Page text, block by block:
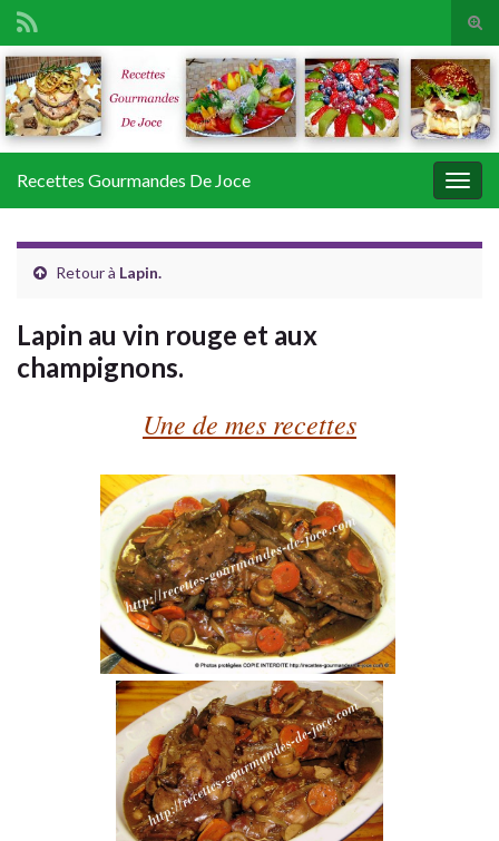
Search for:
Recettes Gourmandes De Joce
Retour à Lapin.
Lapin au vin rouge et aux
champignons.
Une de mes recettes